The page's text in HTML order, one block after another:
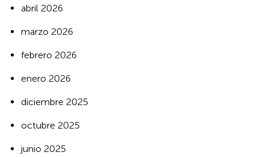
abril 2026
marzo 2026
febrero 2026
enero 2026
diciembre 2025
octubre 2025
junio 2025